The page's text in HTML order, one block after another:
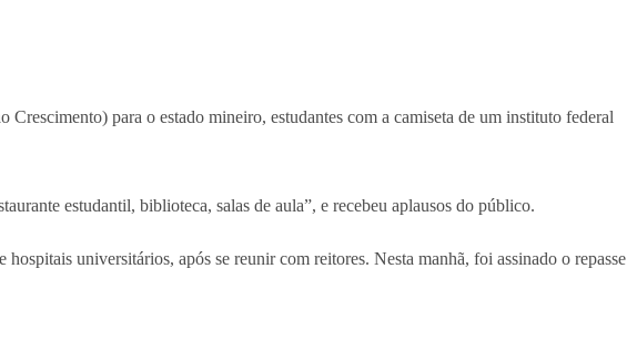
para o estado mineiro, estudantes com a camiseta de um instituto federal
estudantil, biblioteca, salas de aula”, e recebeu aplausos do público.
hospitais universitários, após se reunir com reitores. Nesta manhã, foi assinado o repasse